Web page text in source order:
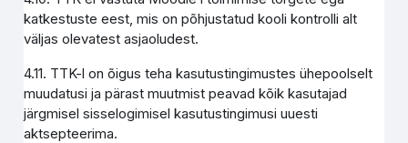
katkestuste eest, mis on põhjustatud kooli kontrolli alt
väljas olevatest asjaoludest.
4.11. TTK-l on õigus teha kasutustingimustes ühepoolselt
muudatusi ja pärast muutmist peavad kõik kasutajad
järgmisel sisselogimisel kasutustingimusi uuesti
aktsepteerima.